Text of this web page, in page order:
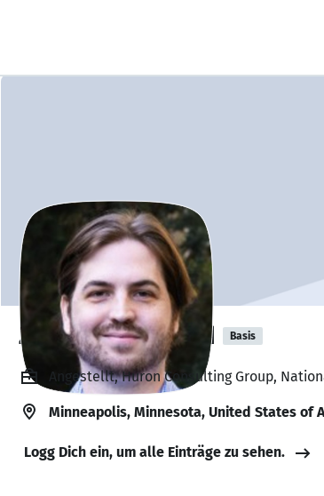
Zachary Crawford Basis
Angestellt, Huron Consulting Group,
Minneapolis, Minnesota, United States of
Logg Dich ein, um alle Einträge zu sehen.